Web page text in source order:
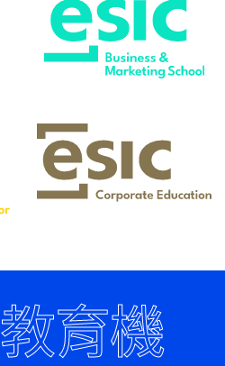
教育機